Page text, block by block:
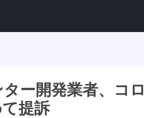
ー開発業者、コロ
提訴